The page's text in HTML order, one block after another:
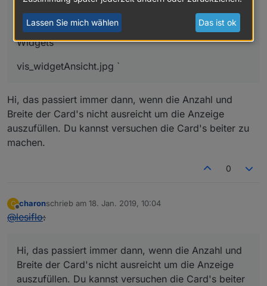
dabei jedoch wenig Erfolg.
Anbei noch zur Info die Eigenschaften des Wetter
Widgets
vis_widgetAnsicht.jpg `
Hi, das passiert immer dann, wenn die Anzahl und
Breite der Card's nicht ausreicht um die Anzeige
auszufüllen. Du kannst versuchen die Card's beiter zu
machen.
0
C
Offline
charonschrieb am 18. Jan. 2019, 10:04
zuletzt editiert von
@lesiflo:
Hi, das passiert immer dann, wenn die Anzahl und
Breite der Card's nicht ausreicht um die Anzeige
auszufüllen. Du kannst versuchen die Card's beiter
Lassen Sie mich wählen Das ist ok